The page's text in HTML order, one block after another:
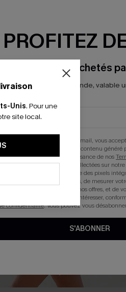
Unis. Pour une
site local.
PROFITEZ
-15% dès 2 Achetés
*Un code par commande, valable
En soumettant votre adresse e-mail, vous
marketing (y compris du contenu généré
avoir pris connaissance de nos
utiliser les données collectées sur
technologies de suivi, telles que des pixels
savoir si ceux-ci ont été ouverts, de mesurer
personnaliser nos contenus et nos offres, et de
produits susceptibles de vous intéresser,
confidentialité. Vous pouvez vous
S'ABONNER